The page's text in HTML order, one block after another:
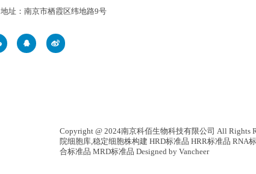
地址：南京市栖霞区纬地路9号
Copyright @ 2024南京科佰生物科技有限公司 All Rights
院细胞库,稳定细胞株构建 HRD标准品 HRR标准品 RNA
合标准品 MRD标准品 Designed by Vancheer